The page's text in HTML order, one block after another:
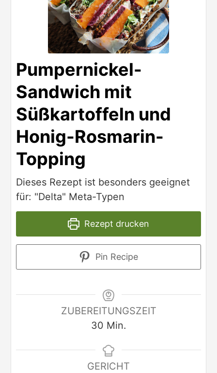
Pumpernickel-
Sandwich mit
Süßkartoffeln und
Honig-Rosmarin-
Topping
Dieses Rezept ist besonders geeignet
für: "Delta" Meta-Typen
Rezept drucken
Pin Recipe
ZUBEREITUNGSZEIT
30 Min.
GERICHT